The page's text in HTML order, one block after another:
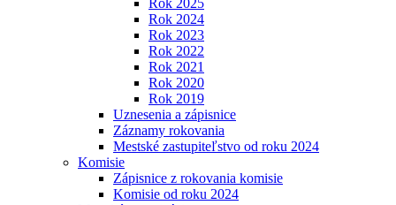
Rok 2025
Rok 2024
Rok 2023
Rok 2022
Rok 2021
Rok 2020
Rok 2019
Uznesenia a zápisnice
Záznamy rokovania
Mestské zastupiteľstvo od roku 2024
Komisie
Zápisnice z rokovania komisie
Komisie od roku 2024